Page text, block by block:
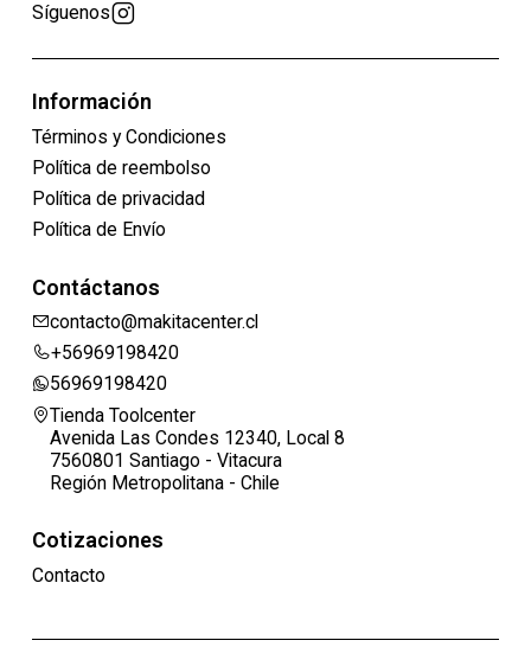
Síguenos
Información
Términos y Condiciones
Política de reembolso
Política de privacidad
Política de Envío
Contáctanos
contacto@makitacenter.cl
+56969198420
56969198420
Tienda Toolcenter
Avenida Las Condes 12340, Local 8
7560801 Santiago - Vitacura
Región Metropolitana - Chile
Cotizaciones
Contacto